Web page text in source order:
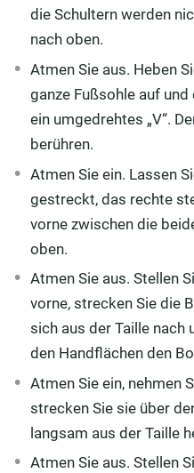
die Schultern werden
nach oben.
Atmen Sie aus. Heben
ganze Fußsohle auf
ein umgedrehtes „V“.
berühren.
Atmen Sie ein. Lassen
gestreckt, das rechte
vorne zwischen die
oben.
Atmen Sie aus. Stellen
vorne, strecken Sie die
sich aus der Taille nach
den Handflächen den
Atmen Sie ein, nehmen
strecken Sie sie über
langsam aus der Taille
Atmen Sie aus. Stellen